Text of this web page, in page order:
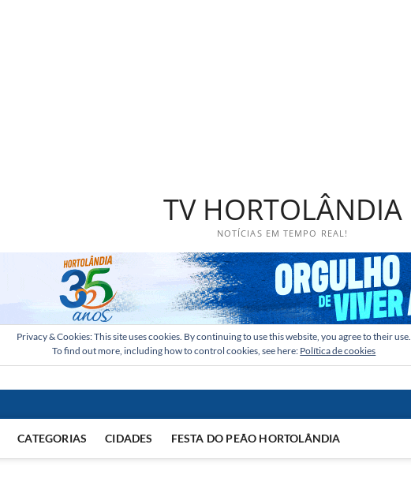
TV HORTOLÂNDIA
NOTÍCIAS EM TEMPO REAL!
Privacy & Cookies: This site uses cookies. By continuing to use this website, you agree to their use.
To find out more, including how to control cookies, see here: Política de cookies
CATEGORIAS CIDADES FESTA DO PEÃO HORTOLÂNDIA